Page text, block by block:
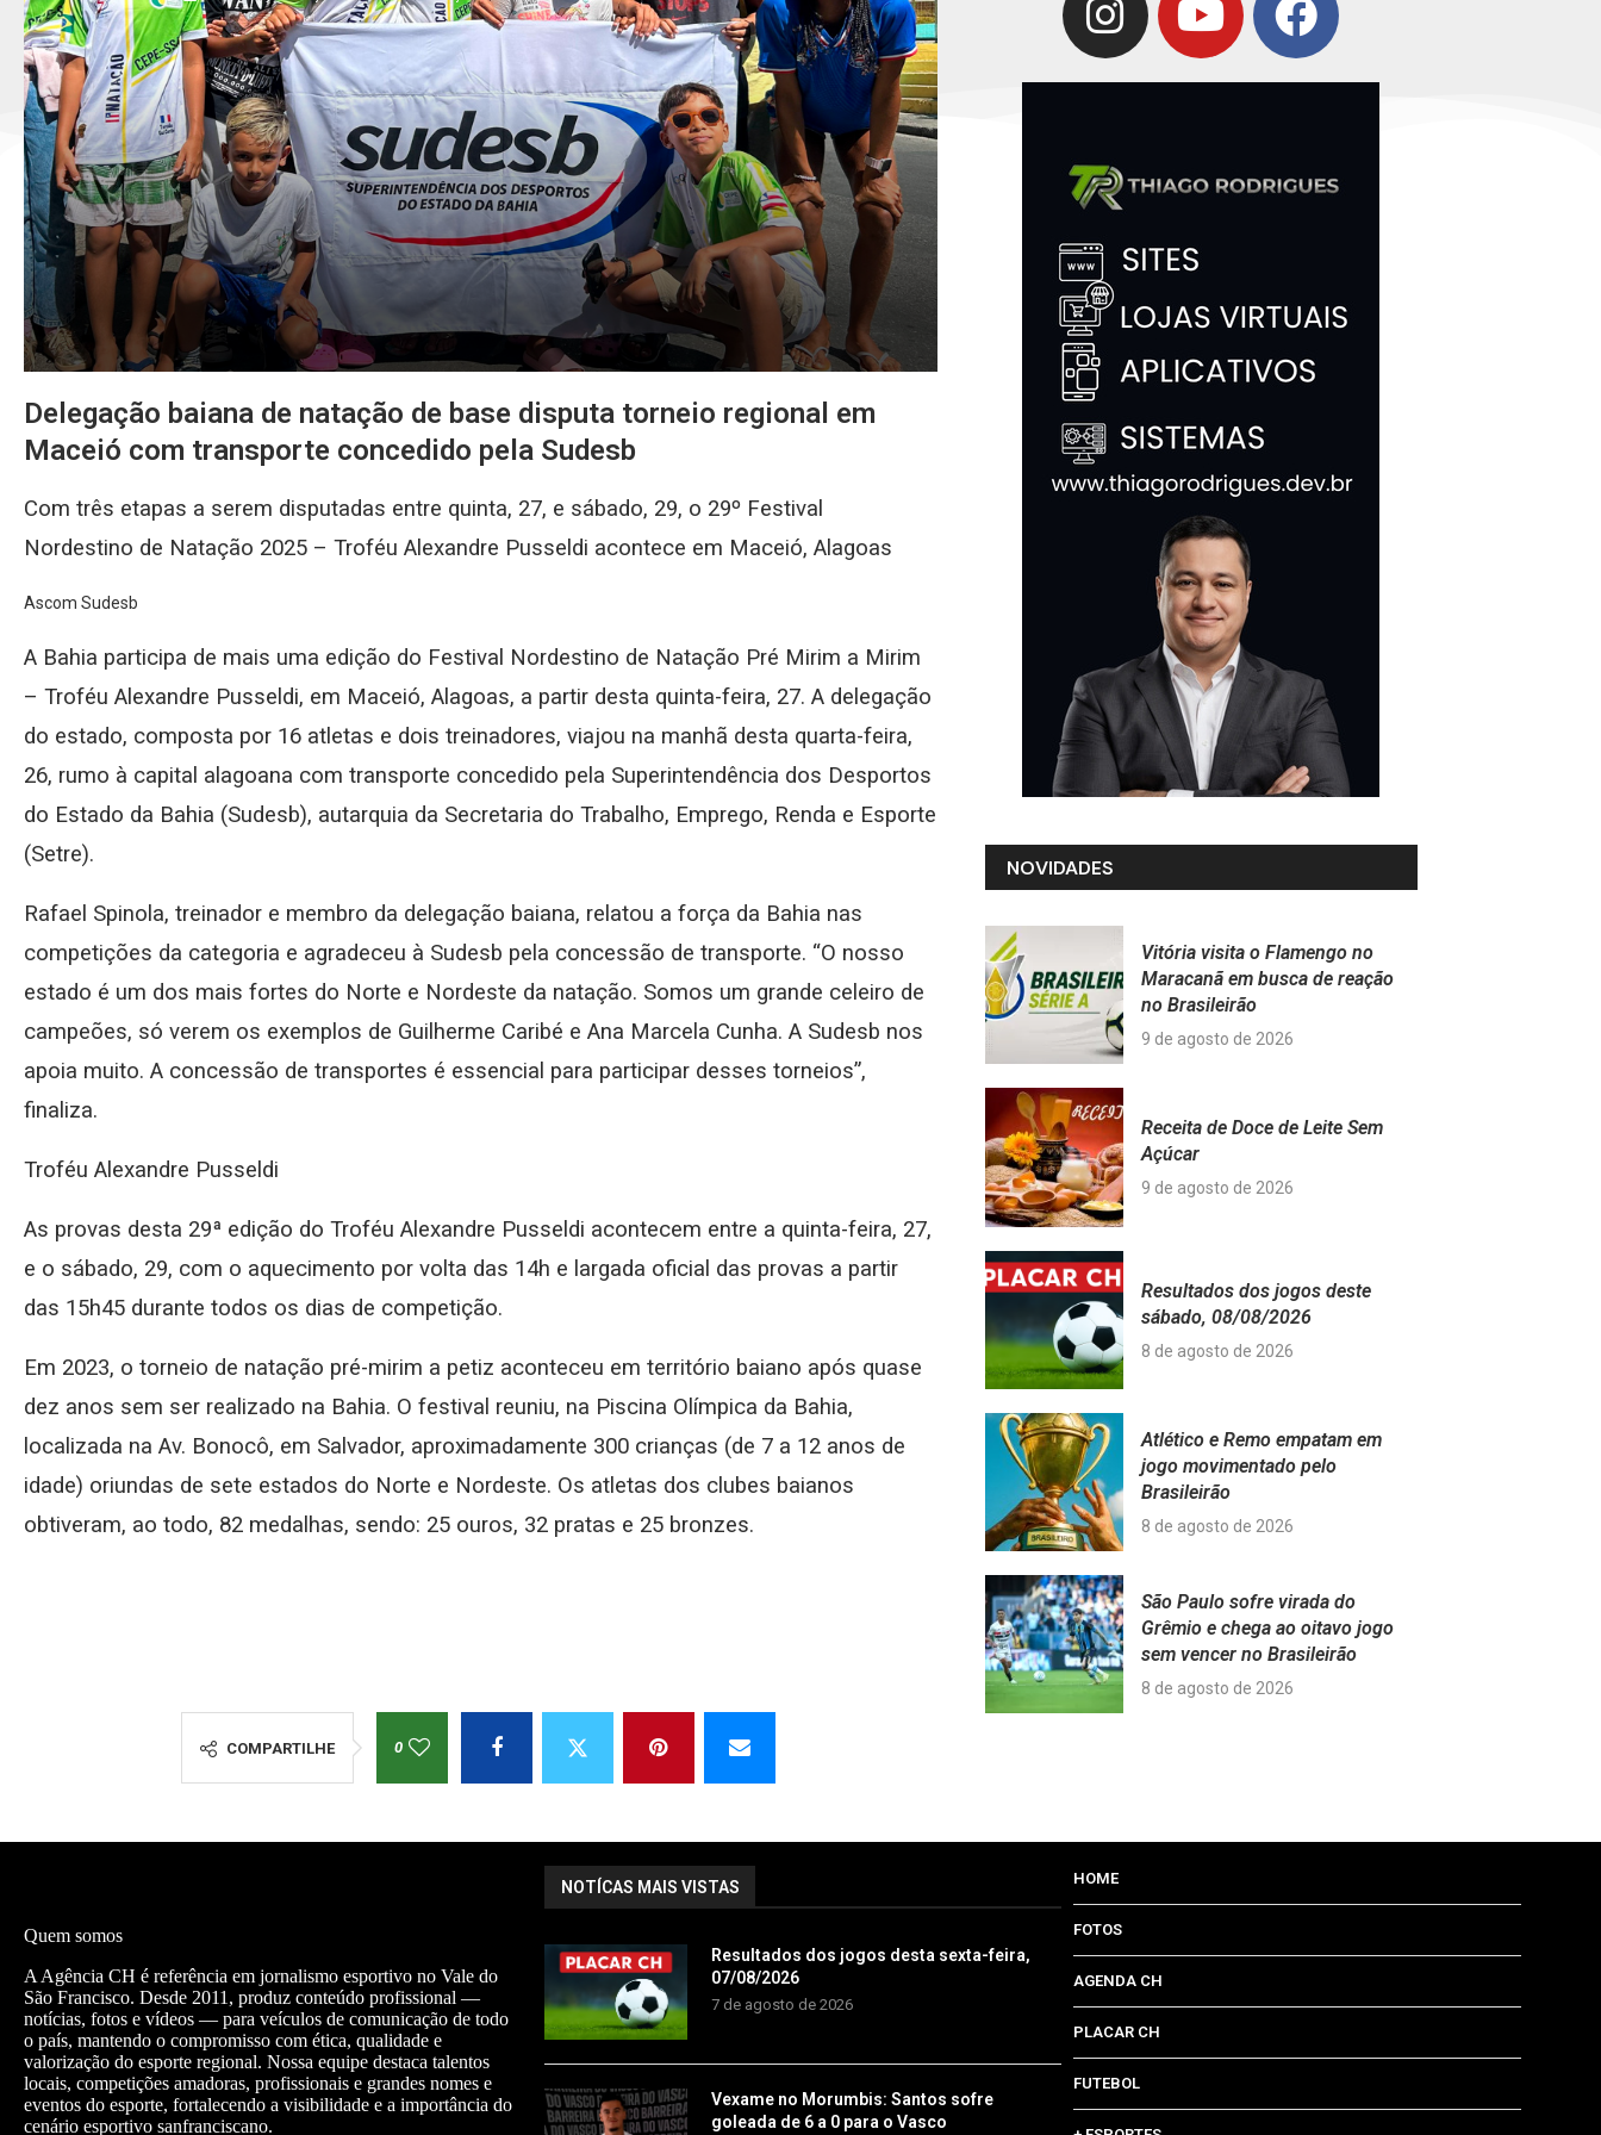
Delegação baiana de natação de base disputa torneio regional em
Maceió com transporte concedido pela Sudesb
Com três etapas a serem disputadas entre quinta, 27, e sábado, 29, o 29º Festival
Nordestino de Natação 2025 – Troféu Alexandre Pusseldi acontece em Maceió, Alagoas
Ascom Sudesb
A Bahia participa de mais uma edição do Festival Nordestino de Natação Pré Mirim a Mirim
– Troféu Alexandre Pusseldi, em Maceió, Alagoas, a partir desta quinta-feira, 27. A delegação
do estado, composta por 16 atletas e dois treinadores, viajou na manhã desta quarta-feira,
26, rumo à capital alagoana com transporte concedido pela Superintendência dos Desportos
do Estado da Bahia (Sudesb), autarquia da Secretaria do Trabalho, Emprego, Renda e Esporte
(Setre).
Rafael Spinola, treinador e membro da delegação baiana, relatou a força da Bahia nas
competições da categoria e agradeceu à Sudesb pela concessão de transporte. “O nosso
estado é um dos mais fortes do Norte e Nordeste da natação. Somos um grande celeiro de
campeões, só verem os exemplos de Guilherme Caribé e Ana Marcela Cunha. A Sudesb nos
apoia muito. A concessão de transportes é essencial para participar desses torneios”,
finaliza.
Troféu Alexandre Pusseldi
As provas desta 29ª edição do Troféu Alexandre Pusseldi acontecem entre a quinta-feira, 27,
e o sábado, 29, com o aquecimento por volta das 14h e largada oficial das provas a partir
das 15h45 durante todos os dias de competição.
Em 2023, o torneio de natação pré-mirim a petiz aconteceu em território baiano após quase
dez anos sem ser realizado na Bahia. O festival reuniu, na Piscina Olímpica da Bahia,
localizada na Av. Bonocô, em Salvador, aproximadamente 300 crianças (de 7 a 12 anos de
idade) oriundas de sete estados do Norte e Nordeste. Os atletas dos clubes baianos
obtiveram, ao todo, 82 medalhas, sendo: 25 ouros, 32 pratas e 25 bronzes.
COMPARTILHE 0
NOVIDADES
Vitória visita o Flamengo no
Maracanã em busca de reação
no Brasileirão
9 de agosto de 2026
Receita de Doce de Leite Sem
Açúcar
9 de agosto de 2026
Resultados dos jogos deste
sábado, 08/08/2026
8 de agosto de 2026
Atlético e Remo empatam em
jogo movimentado pelo
Brasileirão
8 de agosto de 2026
São Paulo sofre virada do
Grêmio e chega ao oitavo jogo
sem vencer no Brasileirão
8 de agosto de 2026
Quem somos
A Agência CH é referência em jornalismo esportivo no Vale do
São Francisco. Desde 2011, produz conteúdo profissional —
notícias, fotos e vídeos — para veículos de comunicação de todo
o país, mantendo o compromisso com ética, qualidade e
valorização do esporte regional. Nossa equipe destaca talentos
locais, competições amadoras, profissionais e grandes nomes e
eventos do esporte, fortalecendo a visibilidade e a importância do
cenário esportivo sanfranciscano.
NOTÍCAS MAIS VISTAS
Resultados dos jogos desta sexta-feira,
07/08/2026
7 de agosto de 2026
Vexame no Morumbis: Santos sofre
goleada de 6 a 0 para o Vasco
HOME
FOTOS
AGENDA CH
PLACAR CH
FUTEBOL